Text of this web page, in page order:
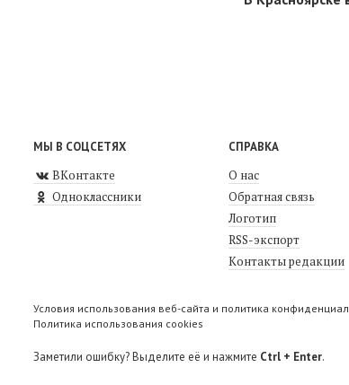
МЫ В СОЦСЕТЯХ
ВКонтакте
Одноклассники
СПРАВКА
О нас
Обратная связь
Логотип
RSS-экспорт
Контакты редакции
Условия использования веб-сайта и политика
Политика использования cookies
Заметили ошибку? Выделите её и нажмите Ctrl + Enter.